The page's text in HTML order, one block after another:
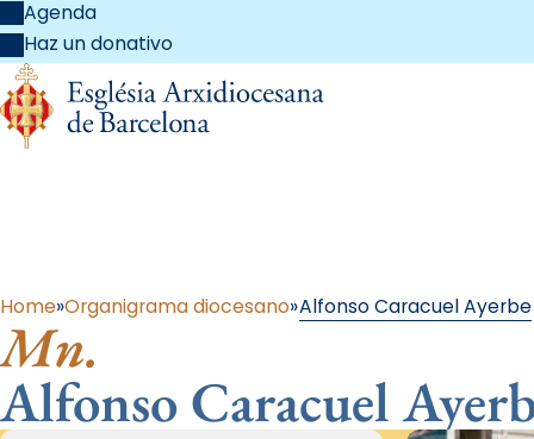
Agenda
Haz un donativo
Home Organigrama diocesano Alfonso Caracuel Ayerbe
Mn.
Alfonso Caracuel